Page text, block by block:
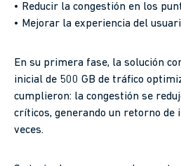
• Reducir la congestión en los
• Mejorar la experiencia del
En su primera fase, la solución
inicial de 500 GB de tráfico
cumplieron: la congestión se
críticos, generando un retorno de
veces.